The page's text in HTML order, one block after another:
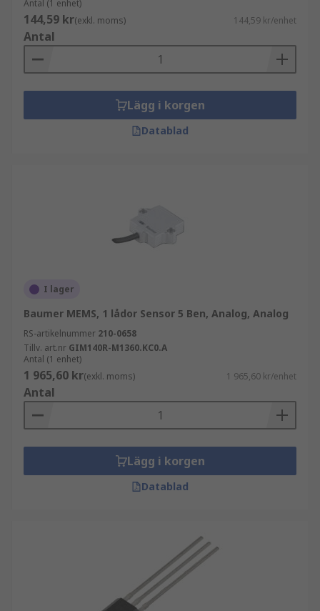
Antal (1 enhet)
144,59 kr(exkl. moms) 144,59 kr/enhet
Antal
Lägg i korgen
Datablad
I lager
Baumer MEMS, 1 lådor Sensor 5 Ben, Analog, Analog
RS-artikelnummer 210-0658
Tillv. art.nr GIM140R-M1360.KC0.A
Antal (1 enhet)
1 965,60 kr(exkl. moms) 1 965,60 kr/enhet
Antal
Lägg i korgen
Datablad